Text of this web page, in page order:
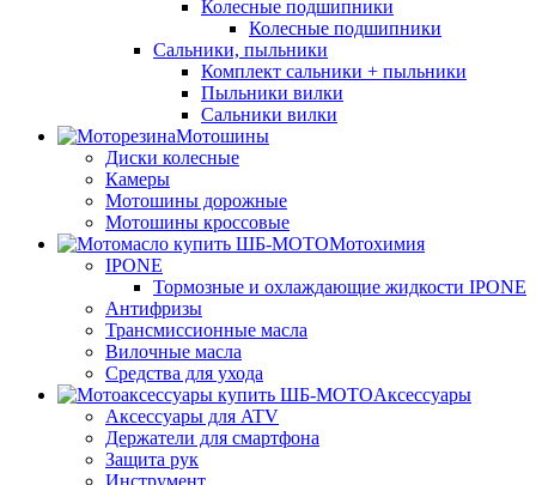
Колесные подшипники
Колесные подшипники
Сальники, пыльники
Комплект сальники + пыльники
Пыльники вилки
Сальники вилки
Мотошины
Диски колесные
Камеры
Мотошины дорожные
Мотошины кроссовые
Мотохимия
IPONE
Тормозные и охлаждающие жидкости IPONE
Антифризы
Трансмиссионные масла
Вилочные масла
Средства для ухода
Аксессуары
Аксессуары для ATV
Держатели для смартфона
Защита рук
Инструмент